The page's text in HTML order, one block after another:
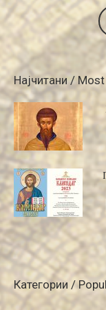
Најчитани /
Категории /